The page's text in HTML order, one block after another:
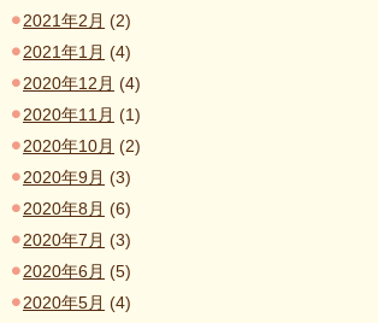
2021年2月 (2)
2021年1月 (4)
2020年12月 (4)
2020年11月 (1)
2020年10月 (2)
2020年9月 (3)
2020年8月 (6)
2020年7月 (3)
2020年6月 (5)
2020年5月 (4)